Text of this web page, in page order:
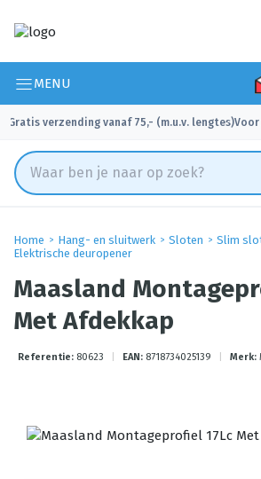
MENU
Gratis verzending vanaf 75,- (m.u.v. lengtes)
✓ Voor
Home Hang- en sluitwerk Sloten
Slim
Elektrische deuropener
Maasland
Met Afdekkap
Referentie: 80623 EAN: 8718734025139 Merk: